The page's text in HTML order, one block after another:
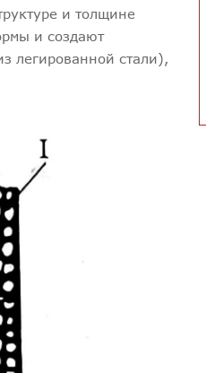
и толщине
и создают
легированной стали),